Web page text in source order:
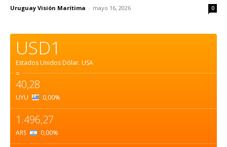
Uruguay Visión Marítima - mayo 16, 2026 0
USD1
Estados Unidos Dólar. USA
=
40,28
UYU 0,00%
1.496,27
ARS 0,00%